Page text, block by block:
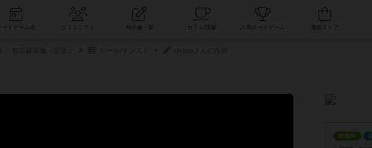
コミュニティ 人気ボードゲーム